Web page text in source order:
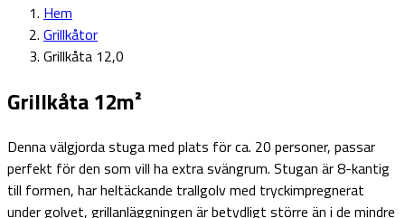
Hem
Grillkåtor
Grillkåta 12,0
Grillkåta 12m²
Denna välgjorda stuga med plats för ca. 20 personer, passar
perfekt för den som vill ha extra svängrum. Stugan är 8-kantig
till formen, har heltäckande trallgolv med tryckimpregnerat
under golvet, grillanläggningen är betydligt större än i de mindre